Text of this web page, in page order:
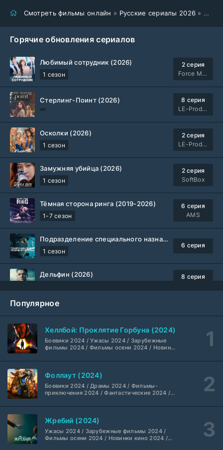
Смотреть фильмы онлайн » Русские сериалы 2026 » Потерянная жизнь (2026)
Горячие обновления сериалов
Любимый сотрудник (2026)
1 сезон
2 серия
Force Media
Стерлинг-Поинт (2026)
8 серия
LE-Production
Осколки (2026)
1 сезон
2 серия
LE-Production
Замужняя убийца (2026)
1 сезон
2 серия
SoftBox
Тёмная сторона ринга (2019-2026)
1-7 сезон
6 серия
AMS
Подразделение специального назначения (2026)
1 сезон
6 серия
Дельфин (2026)
8 серия
Шугар (2026)
Укрытие (2026)
1-3 сезон
5 серия
HDrezka Studio
Мыс страха (2026)
1 сезон
Dragon Money Studio
Популярное
Хеллбой: Проклятие Горбуна (2024)
Боевики 2024 / Ужасы 2024 / Зарубежные
фильмы 2024 / Фильмы осени 2024 / Новинки
2024 / Американские фильмы / Фильмы
высоким рейтингом / Интересные фильмы /
Крутые фильмы / Популярные фильмы
Фоллаут (2024)
Боевики 2024 / Драмы 2024 / Фильмы-
приключения 2024 / Фантастические 2024 /
смотреть / Сериалы в 4K UHD / Американские
Жребий (2024)
Ужасы 2024 / Зарубежные фильмы 2024 /
Фильмы осени 2024 / Новинки кино 2024 /